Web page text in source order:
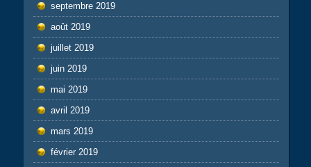
septembre 2019
août 2019
juillet 2019
juin 2019
mai 2019
avril 2019
mars 2019
février 2019